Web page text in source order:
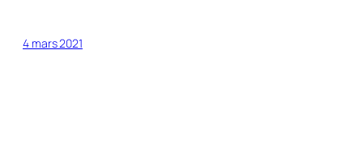
4 mars 2021